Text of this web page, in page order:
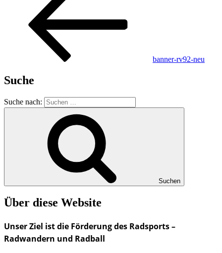
banner-rv92-neu
Suche
Suche nach:
Suchen
Über diese Website
Unser Ziel ist die Förderung des Radsports –
Radwandern und Radball